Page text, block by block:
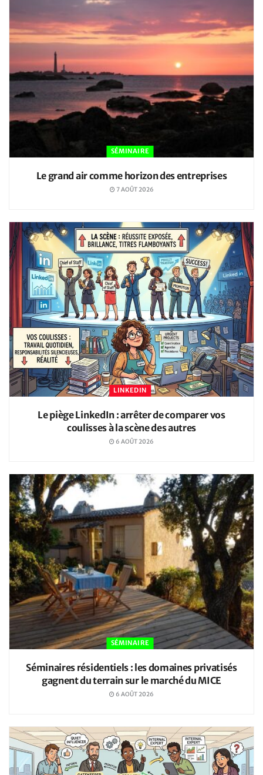
SÉMINAIRE
Le grand air comme horizon des entreprises
7 AOÛT 2026
LINKEDIN
Le piège LinkedIn : arrêter de comparer vos
coulisses à la scène des autres
6 AOÛT 2026
SÉMINAIRE
Séminaires résidentiels : les domaines privatisés
gagnent du terrain sur le marché du MICE
6 AOÛT 2026